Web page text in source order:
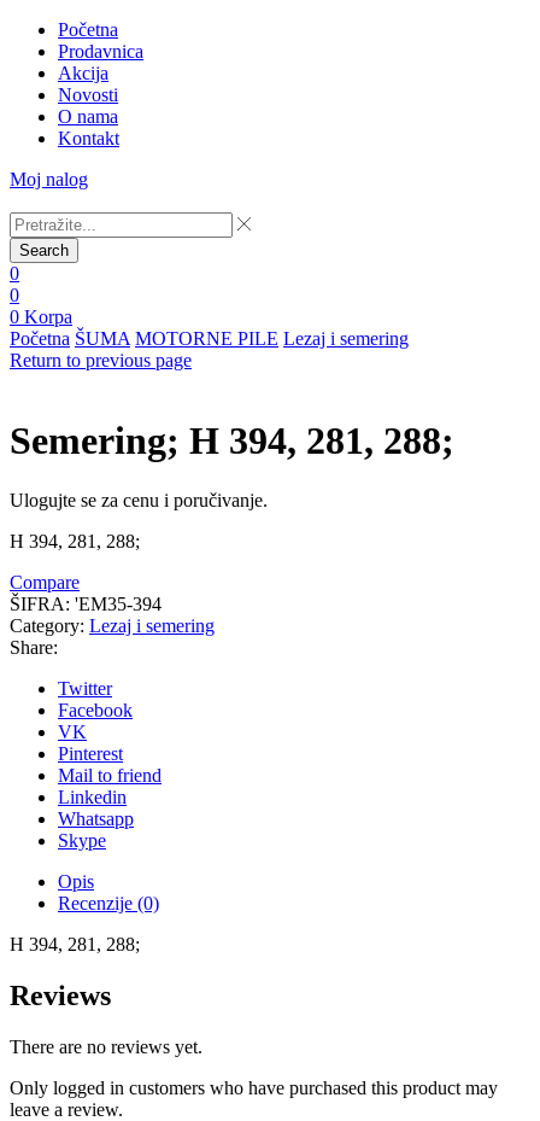
Početna
Prodavnica
Akcija
Novosti
O nama
Kontakt
Moj nalog
Search
0
0
0 Korpa
Početna ŠUMA MOTORNE PILE Lezaj i semering
Return to previous page
Semering; H 394, 281, 288;
Ulogujte se za cenu i poručivanje.
H 394, 281, 288;
Compare
ŠIFRA: 'EM35-394
Category: Lezaj i semering
Share:
Twitter
Facebook
VK
Pinterest
Mail to friend
Linkedin
Whatsapp
Skype
Opis
Recenzije (0)
H 394, 281, 288;
Reviews
There are no reviews yet.
Only logged in customers who have purchased this product may
leave a review.